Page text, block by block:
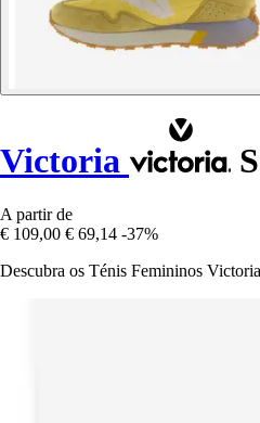
Victoria
A partir de
€ 109,00 € 69,14 -37%
Descubra os Ténis Femininos